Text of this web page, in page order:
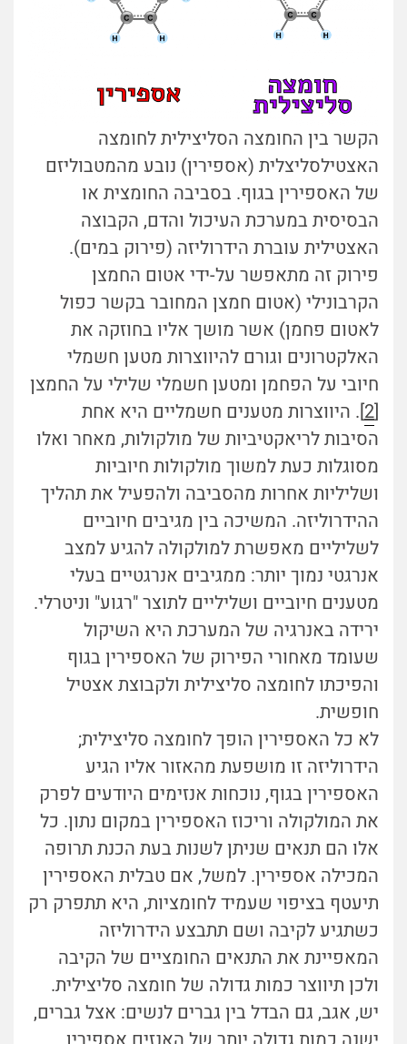
הקשר בין החומצה הסליצילית לחומצה
האצטילסליצלית (אספירין) נובע מהמטבוליזם
של האספירין בגוף. בסביבה החומצית או
הבסיסית במערכת העיכול והדם, הקבוצה
האצטילית עוברת הידרוליזה (פירוק במים).
פירוק זה מתאפשר על-ידי אטום החמצן
הקרבונילי (אטום חמצן המחובר בקשר כפול
לאטום פחמן) אשר מושך אליו בחוזקה את
האלקטרונים וגורם להיווצרות מטען חשמלי
חיובי על הפחמן ומטען חשמלי שלילי על החמצן
[
2
]. היווצרות מטענים חשמליים היא אחת
הסיבות לריאקטיביות של מולקולות, מאחר ואלו
מסוגלות כעת למשוך מולקולות חיוביות
ושליליות אחרות מהסביבה ולהפעיל את תהליך
ההידרוליזה. המשיכה בין מגיבים חיוביים
לשליליים מאפשרת למולקולה להגיע למצב
אנרגטי נמוך יותר: ממגיבים אנרגטיים בעלי
מטענים חיוביים ושליליים לתוצר "רגוע" וניטרלי.
ירידה באנרגיה של המערכת היא השיקול
שעומד מאחורי הפירוק של האספירין בגוף
והפיכתו לחומצה סליצילית ולקבוצת אצטיל
חופשית.
לא כל האספירין הופך לחומצה סליצילית;
הידרוליזה זו מושפעת מהאזור אליו הגיע
האספירין בגוף, נוכחות אנזימים היודעים לפרק
את המולקולה וריכוז האספירין במקום נתון. כל
אלו הם תנאים שניתן לשנות בעת הכנת תרופה
המכילה אספירין. למשל, אם טבלית האספירין
תיעטף בציפוי שעמיד לחומציות, היא תתפרק רק
כשתגיע לקיבה ושם תתבצע הידרוליזה
המאפיינת את התנאים החומציים של הקיבה
ולכן תיווצר כמות גדולה של חומצה סליצילית.
יש, אגב, גם הבדל בין גברים לנשים: אצל גברים,